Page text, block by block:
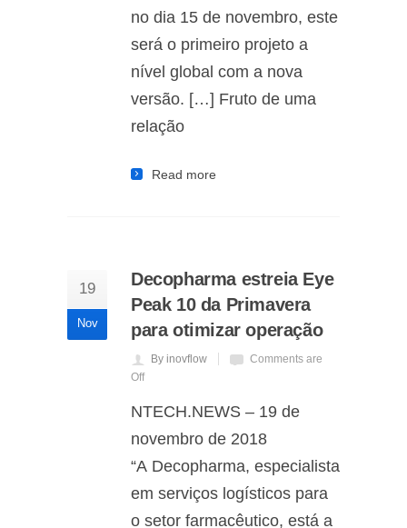
no dia 15 de novembro, este
será o primeiro projeto a
nível global com a nova
versão. […] Fruto de uma
relação
Read more
19
Nov
Decopharma estreia Eye
Peak 10 da Primavera
para otimizar operação
By inovflow
Comments are
Off
NTECH.NEWS – 19 de
novembro de 2018
“A Decopharma, especialista
em serviços logísticos para
o setor farmacêutico, está a